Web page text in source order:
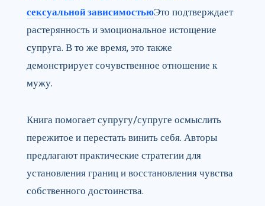
сексуальной зависимостьюЭто подтверждает
растерянность и эмоциональное истощение
супруга. В то же время, это также
демонстрирует сочувственное отношение к
мужу.
Книга помогает супругу/супруге осмыслить
пережитое и перестать винить себя. Авторы
предлагают практические стратегии для
установления границ и восстановления чувства
собственного достоинства.